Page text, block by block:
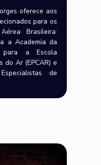
oferece aos
para os
Brasileira:
a Academia da
para a Escola
do Ar (EPCAR) e
de